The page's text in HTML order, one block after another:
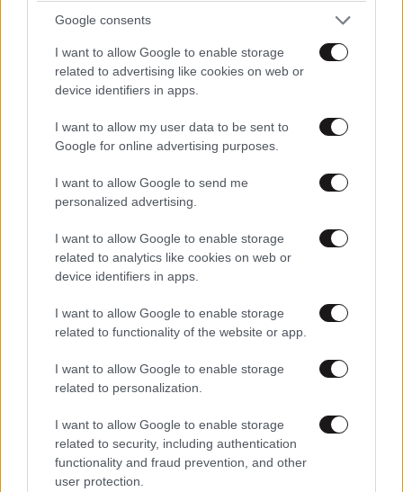
Google consents
I want to allow Google to enable storage
related to advertising like cookies on web or
device identifiers in apps.
I want to allow my user data to be sent to
Google for online advertising purposes.
I want to allow Google to send me
personalized advertising.
I want to allow Google to enable storage
related to analytics like cookies on web or
device identifiers in apps.
I want to allow Google to enable storage
related to functionality of the website or app.
I want to allow Google to enable storage
related to personalization.
I want to allow Google to enable storage
related to security, including authentication
functionality and fraud prevention, and other
user protection.
TRENDING